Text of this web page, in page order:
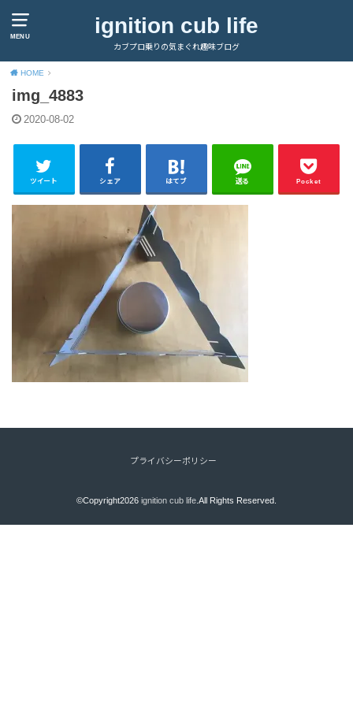
MENU ignition cub life
カブプロ乗りの気まぐれ趣味ブログ
HOME
img_4883
2020-08-02
ツイート シェア はてブ 送る Pocket
プライバシーポリシー
©Copyright2026 ignition cub life.All Rights Reserved.